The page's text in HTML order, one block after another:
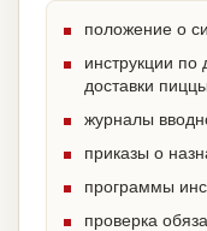
положение о
инструкции
доставки пиццы
журналы
приказы о
программы
проверка